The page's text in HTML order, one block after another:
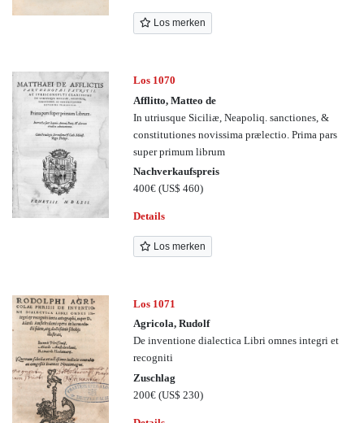
Los merken
Los 1070
Afflitto, Matteo de
In utriusque Siciliæ, Neapoliq. sanctiones, &
constitutiones novissima prælectio. Prima pars
super primum librum
Nachverkaufspreis
400€(US$ 460)
Details
Los merken
Los 1071
Agricola, Rudolf
De inventione dialectica Libri omnes integri et
recogniti
Zuschlag
200€(US$ 230)